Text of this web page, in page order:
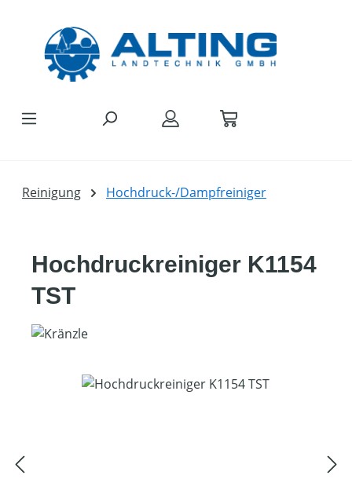
Reinigung Hochdruck-/Dampfreiniger
Hochdruckreiniger K1154
TST
Bildergalerie überspringen